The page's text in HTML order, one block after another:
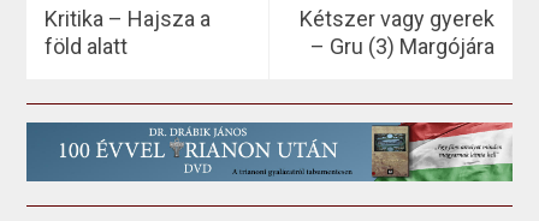
Kritika – Hajsza a
föld alatt
Kétszer vagy gyerek
– Gru (3) Margójára